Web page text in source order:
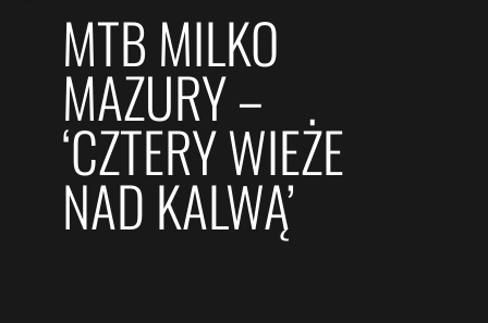
MTB MILKO
MAZURY –
‘CZTERY WIEŻE
NAD KALWĄ’